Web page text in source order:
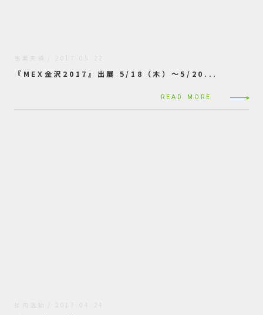
『MEX金沢2017』出展 5/18（木）〜5/20...
READ MORE